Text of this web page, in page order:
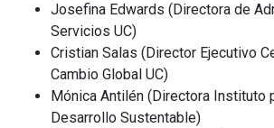
Josefina Edwards (Directora de
Servicios UC)
Cristian Salas (Director Ejecutivo
Cambio Global UC)
Mónica Antilén (Directora Instituto
Desarrollo Sustentable)